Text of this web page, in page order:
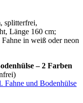
splitterfrei,
Länge 160 cm;
in weiß oder neon
– 2 Farben
Fahne und Bodenhülse